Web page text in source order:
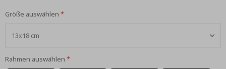
Größe auswählen
Rahmen auswählen